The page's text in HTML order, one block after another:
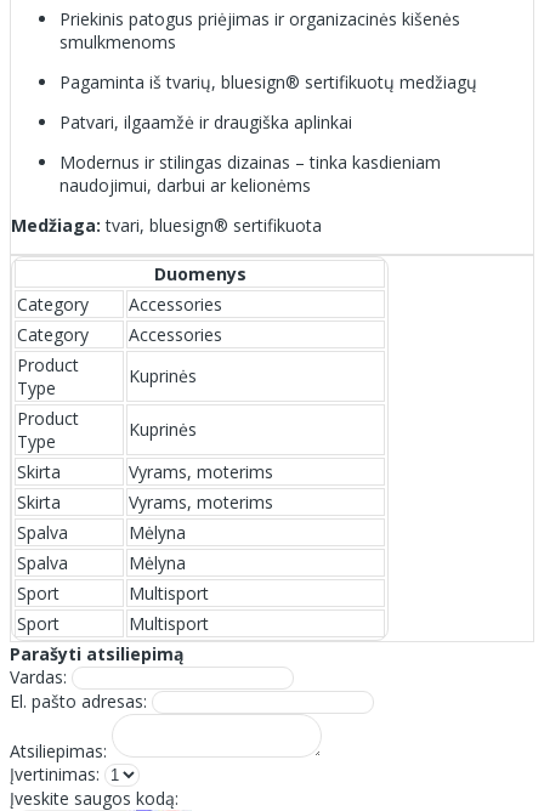
Priekinis patogus priėjimas ir organizacinės kišenės
smulkmenoms
Pagaminta iš tvarių, bluesign® sertifikuotų medžiagų
Patvari, ilgaamžė ir draugiška aplinkai
Modernus ir stilingas dizainas – tinka kasdieniam
naudojimui, darbui ar kelionėms
Medžiaga: tvari, bluesign® sertifikuota
Duomenys
Category
Accessories
Category
Accessories
Product
Type
Kuprinės
Product
Type
Kuprinės
Skirta
Vyrams, moterims
Skirta
Vyrams, moterims
Spalva
Mėlyna
Spalva
Mėlyna
Sport
Multisport
Sport
Multisport
Parašyti atsiliepimą
Vardas:
El. pašto adresas:
Atsiliepimas:
Įvertinimas:
Įveskite saugos kodą: